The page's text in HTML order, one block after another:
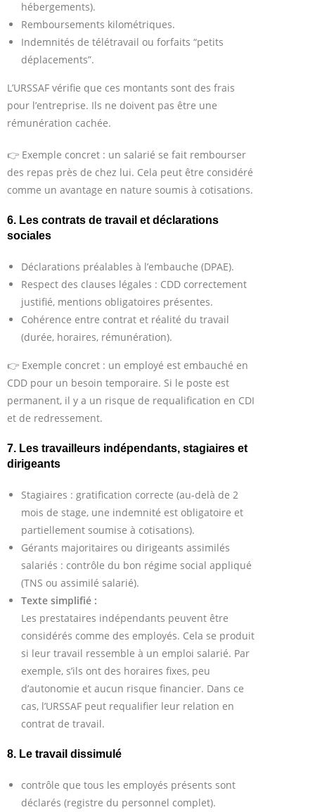
hébergements).
Remboursements kilométriques.
Indemnités de télétravail ou forfaits “petits
déplacements”.
L’URSSAF vérifie que ces montants sont des frais
pour l’entreprise. Ils ne doivent pas être une
rémunération cachée.
👉 Exemple concret : un salarié se fait rembourser
des repas près de chez lui. Cela peut être considéré
comme un avantage en nature soumis à cotisations.
6. Les contrats de travail et déclarations
sociales
Déclarations préalables à l’embauche (DPAE).
Respect des clauses légales : CDD correctement
justifié, mentions obligatoires présentes.
Cohérence entre contrat et réalité du travail
(durée, horaires, rémunération).
👉 Exemple concret : un employé est embauché en
CDD pour un besoin temporaire. Si le poste est
permanent, il y a un risque de requalification en CDI
et de redressement.
7. Les travailleurs indépendants, stagiaires et
dirigeants
Stagiaires : gratification correcte (au-delà de 2
mois de stage, une indemnité est obligatoire et
partiellement soumise à cotisations).
Gérants majoritaires ou dirigeants assimilés
salariés : contrôle du bon régime social appliqué
(TNS ou assimilé salarié).
Texte simplifié :
Les prestataires indépendants peuvent être
considérés comme des employés. Cela se produit
si leur travail ressemble à un emploi salarié. Par
exemple, s’ils ont des horaires fixes, peu
d’autonomie et aucun risque financier. Dans ce
cas, l’URSSAF peut requalifier leur relation en
contrat de travail.
8. Le travail dissimulé
contrôle que tous les employés présents sont
déclarés (registre du personnel complet).